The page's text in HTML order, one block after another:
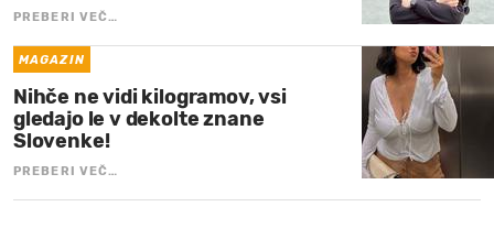
PREBERI VEČ…
MAGAZIN
Nihče ne vidi kilogramov, vsi
gledajo le v dekolte znane
Slovenke!
PREBERI VEČ…